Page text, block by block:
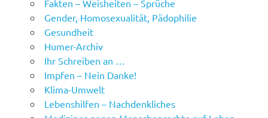
Fakten – Weisheiten – Sprüche
Gender, Homosexualität, Pädophilie
Gesundheit
Humer-Archiv
Ihr Schreiben an …
Impfen – Nein Danke!
Klima-Umwelt
Lebenshilfen – Nachdenkliches